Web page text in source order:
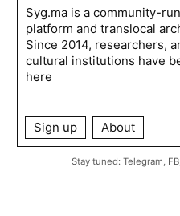
Syg.ma is a community-
platform and translocal
Since 2014, researchers,
cultural institutions have
here
Sign up About
Stay tuned: Telegram, FB